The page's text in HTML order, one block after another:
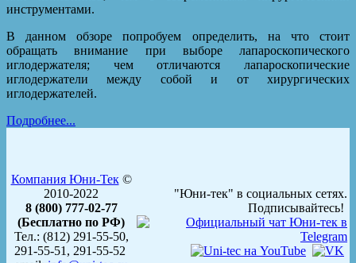
инструментами.
В данном обзоре попробуем определить, на что стоит
обращать внимание при выборе лапароскопического
иглодержателя; чем отличаются лапароскопические
иглодержатели между собой и от хирургических
иглодержателей.
Подробнее...
Компания Юни-Тек©
2010-2022
8 (800) 777-02-77
(Бесплатно по РФ)
Тел.: (812) 291-55-50,
291-55-51, 291-55-52
"Юни-тек" в социальных сетях.
Подписывайтесь!